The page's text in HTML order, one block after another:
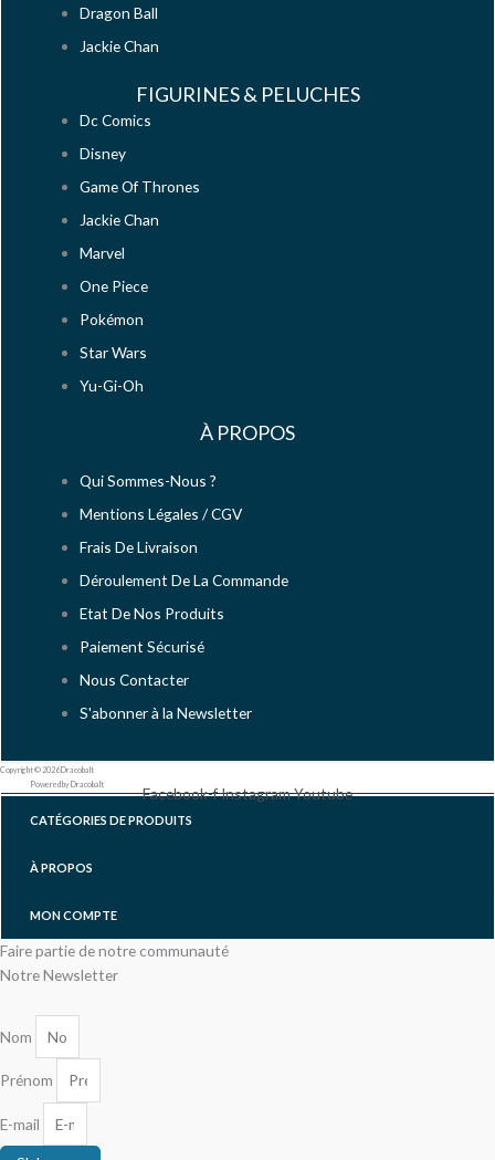
Dragon Ball
Jackie Chan
FIGURINES & PELUCHES
Dc Comics
Disney
Game Of Thrones
Jackie Chan
Marvel
One Piece
Pokémon
Star Wars
Yu-Gi-Oh
À PROPOS
Qui Sommes-Nous ?
Mentions Légales / CGV
Frais De Livraison
Déroulement De La Commande
Etat De Nos Produits
Paiement Sécurisé
Nous Contacter
S'abonner à la Newsletter
Copyright © 2026 Dracobalt
Powered by Dracobalt
Facebook-fInstagramYoutube
CATÉGORIES DE PRODUITS
À PROPOS
MON COMPTE
Faire partie de notre communauté
Notre Newsletter
Nom
Prénom
E-mail